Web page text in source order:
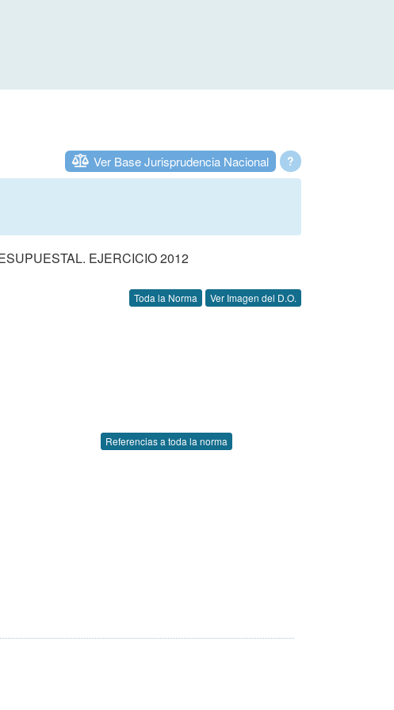
?
Ver Base Jurisprudencia Nacional
EJERCICIO 2012
Toda la Norma Ver Imagen del D.O.
Referencias a toda la norma